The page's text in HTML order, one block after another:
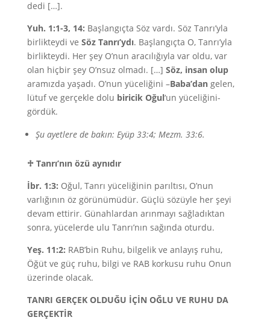
dedi […].
Yuh. 1:1-3, 14: Başlangıçta Söz vardı. Söz Tanrı’yla
birlikteydi ve Söz Tanrı’ydı. Başlangıçta O, Tanrı’yla
birlikteydi. Her şey O’nun aracılığıyla var oldu, var
olan hiçbir şey O’nsuz olmadı. […] Söz, insan olup
aramızda yaşadı. O’nun yüceliğini –Baba’dangelen,
lütuf ve gerçekle dolu biricik Oğul‘un yüceliğini-
gördük.
Şu ayetlere de bakın: Eyüp 33:4; Mezm. 33:6.
♱ Tanrı’nın özü aynıdır
İbr. 1:3: Oğul, Tanrı yüceliğinin parıltısı, O’nun
varlığının öz görünümüdür. Güçlü sözüyle her şeyi
devam ettirir. Günahlardan arınmayı sağladıktan
sonra, yücelerde ulu Tanrı’nın sağında oturdu.
Yeş. 11:2: RAB’bin Ruhu, bilgelik ve anlayış ruhu,
Öğüt ve güç ruhu, bilgi ve RAB korkusu ruhu Onun
üzerinde olacak.
TANRI GERÇEK OLDUĞU İÇİN OĞLU VE RUHU DA
GERÇEKTİR